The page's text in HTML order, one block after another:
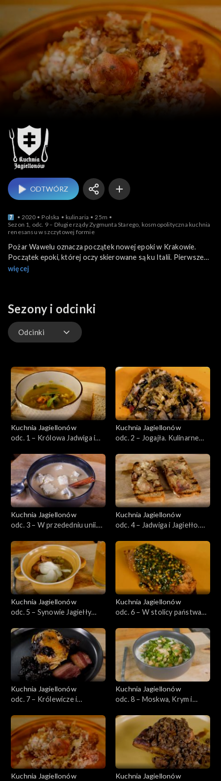
Kuchnia Jagiellonów
ODTWÓRZ
2020 Polska kulinaria
25m
Sezon 1, odc. 9 – Długie rządy Zygmunta Starego, kosmopolityczna kuchnia
renesansu w szczytowej formie
Pożar Wawelu oznacza początek nowej epoki w Krakowie.
Początek epoki, której oczy skierowane są ku Italii. Pierwsze
małżeństwo Zygmunta Starego z Barbarą Zapolią z Węgier
Łukasz Modelski zdradza tajniki przyrządzania szparagów w
sosie holenderskim oraz risotta lombardzkiego według
przepisu Baltoromea Scappiego.
więcej
Sezony i odcinki
Odcinki
Kuchnia Jagiellonów
odc. 1 – Królowa Jadwiga i
arystokracji
Kuchnia Jagiellonów
odc. 2 – Jogajła. Kulinarne
Kuchnia Jagiellonów
odc. 3 – W przededniu unii.
Litwy
Kuchnia Jagiellonów
odc. 4 – Jadwiga i Jagiełło.
Kuchnia Jagiellonów
odc. 5 – Synowie Jagiełły
morza do morza
Kuchnia Jagiellonów
odc. 6 – W stolicy państwa
najlepsza w Europie
Kuchnia Jagiellonów
odc. 7 – Królewicze i
kuchnia zewsząd
Kuchnia Jagiellonów
odc. 8 – Moskwa, Krym i
Kuchnia Jagiellonów
Kuchnia Jagiellonów